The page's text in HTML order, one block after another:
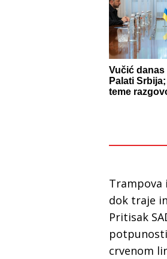
Vučić danas
Palati
teme
Trampova
dok traje
Pritisak
crvenom